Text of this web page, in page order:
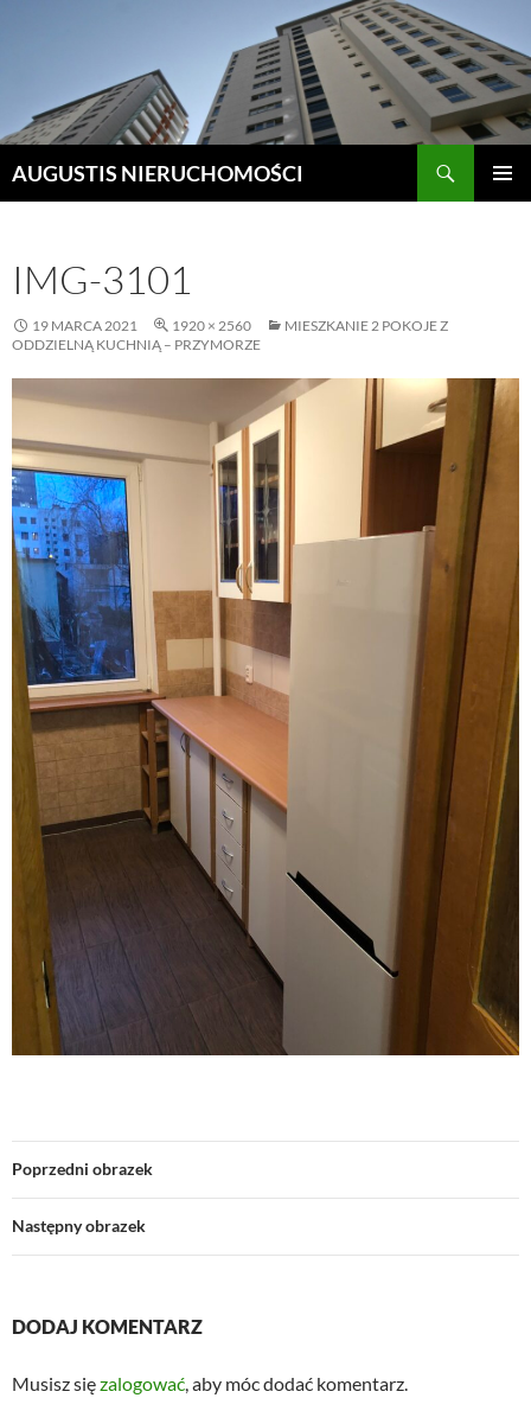
AUGUSTIS NIERUCHOMOŚCI
IMG-3101
19 MARCA 2021 1920 × 2560
MIESZKANIE 2 POKOJE Z
ODDZIELNĄ KUCHNIĄ – PRZYMORZE
Poprzedni obrazek
Następny obrazek
DODAJ KOMENTARZ
Musisz sięzalogować , aby móc dodać komentarz.